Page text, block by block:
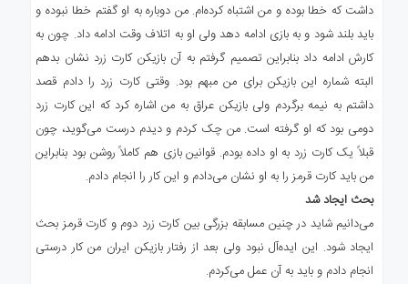
داشت که خطا بوده و من اشتباه کرده‌ام. من دوباره به او گفتم خطا نبوده و
باید بلند شود و به بازی ادامه دهد ولی او به اتلاف وقت ادامه داد. چون به
کارش ادامه داد بنابراین تصمیم گرفتم به آن بازیکن کارت زرد نشان بدهم
البته شماره این بازیکن برای من مبهم بود. وقتی کارت زرد را دادم قصد
داشتم به نیمه برگردم ولی بازیکن عراق به من اشاره کرد که این کارت زرد
دومی بود که او گرفته است. من چک کردم و دیدم درست می‌گوید، چون
قبلاً یک کارت زرد به او داده بودم. قوانین بازی هم کاملاً روشن بود بنابراین
من باید کارت قرمز را به او نشان می‌دادم و این کار را انجام دادم.
بحث ایجاد شد‌
می‌دانیم شاید در چنین مسابقه بزرگی بین کارت زرد دوم و کارت قرمز بحث
ایجاد شود. این ایده‌آل نبود ولی بعد از رفتار بازیکن ایران من کار درستی
انجام دادم و باید به آن عمل می‌کردم.